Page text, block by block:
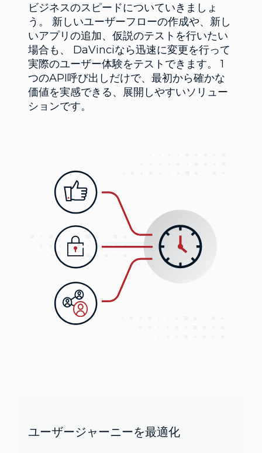
ビジネスのスピードについていきましょ
う。 新しいユーザーフローの作成や、新し
いアプリの追加、仮説のテストを行いたい
場合も、 DaVinciなら迅速に変更を行って
実際のユーザー体験をテストできます。 1
つのAPI呼び出しだけで、最初から確かな
価値を実感できる、展開しやすいソリュー
ションです。
ユーザージャーニーを最適化